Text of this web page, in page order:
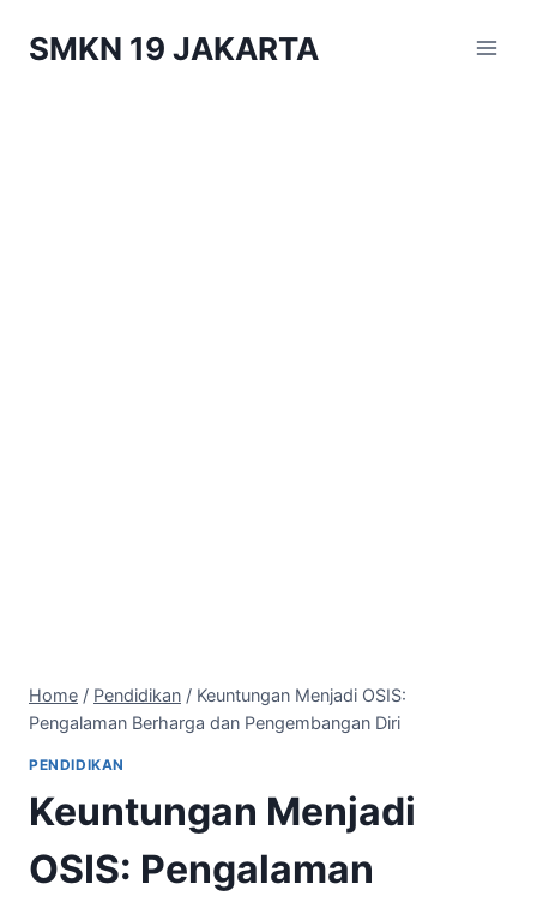
SMKN 19 JAKARTA
Home / Pendidikan / Keuntungan Menjadi OSIS:
Pengalaman Berharga dan Pengembangan Diri
PENDIDIKAN
Keuntungan Menjadi
OSIS: Pengalaman